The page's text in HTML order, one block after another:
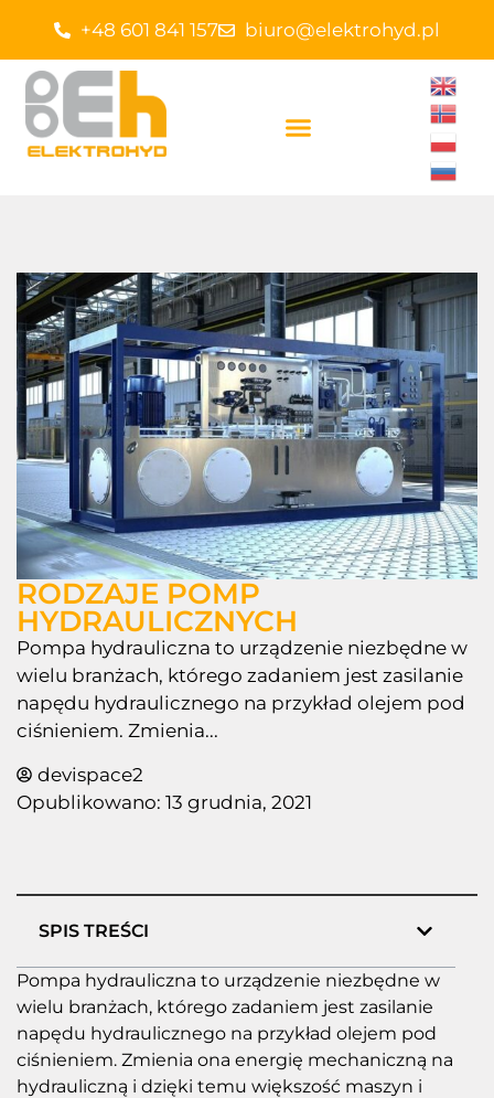
+48 601 841 157 biuro@elektrohyd.pl
RODZAJE POMP
HYDRAULICZNYCH
Pompa hydrauliczna to urządzenie niezbędne w
wielu branżach, którego zadaniem jest zasilanie
napędu hydraulicznego na przykład olejem pod
ciśnieniem. Zmienia...
devispace2
Opublikowano: 13 grudnia, 2021
Pompa hydrauliczna to urządzenie niezbędne w
wielu branżach, którego zadaniem jest zasilanie
napędu hydraulicznego na przykład olejem pod
ciśnieniem. Zmienia ona energię mechaniczną na
hydrauliczną i dzięki temu większość maszyn i
SPIS TREŚCI